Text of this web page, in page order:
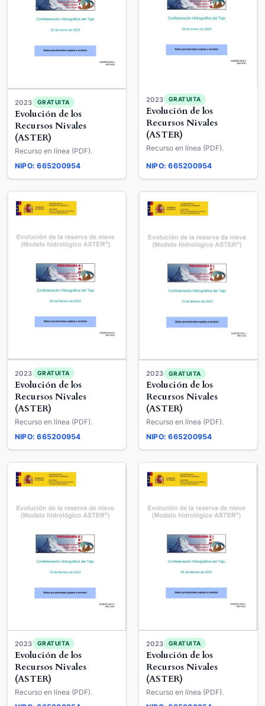
2023 GRATUITA
Evolución de los
Recursos Nivales
(ASTER)
Recurso en línea (PDF).
NIPO: 665200954
2023 GRATUITA
Evolución de los
Recursos Nivales
(ASTER)
Recurso en línea (PDF).
NIPO: 665200954
2023 GRATUITA
Evolución de los
Recursos Nivales
(ASTER)
Recurso en línea (PDF).
NIPO: 665200954
2023 GRATUITA
Evolución de los
Recursos Nivales
(ASTER)
Recurso en línea (PDF).
NIPO: 665200954
2023 GRATUITA
Evolución de los
Recursos Nivales
(ASTER)
Recurso en línea (PDF).
2023 GRATUITA
Evolución de los
Recursos Nivales
(ASTER)
Recurso en línea (PDF).